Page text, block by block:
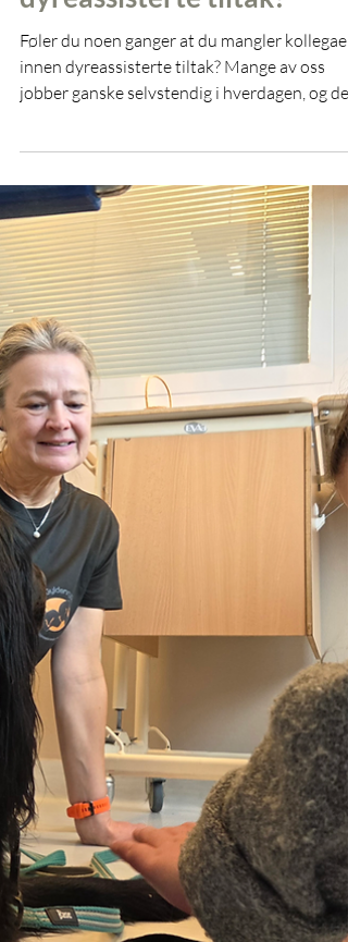
2 min lesing
Savner du kollegaer innen
dyreassisterte tiltak?
jobber ganske selvstendig i hverdagen, og det
er ikke alltid så lett å ha noen å sparre med
faglig. Nettopp derfor er fagdager i DATi
Klubben en så fin møteplass. Her kan du møte
andre som jobber med det samme som deg,
stille spørsmål, dele erfaringer, få inspirasjon
og ikke minst kjenne på fellesskapet i et miljø
av likesinnede :-D Klubbens fagdager Fire
ganger i året samles klubbmedle